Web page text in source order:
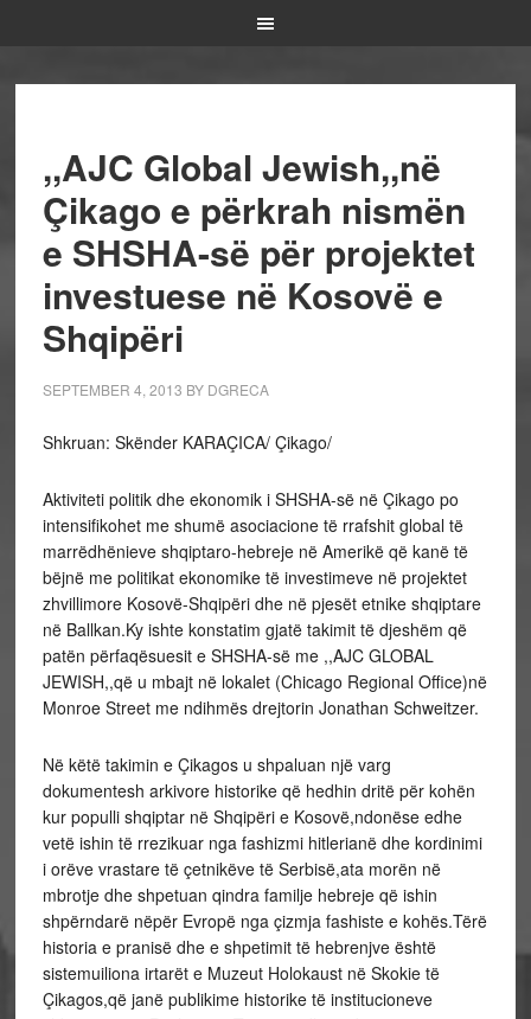
,,AJC Global Jewish,,në
Çikago e përkrah nismën
e SHSHA-së për projektet
investuese në Kosovë e
Shqipëri
SEPTEMBER 4, 2013 BY DGRECA
Shkruan: Skënder KARAÇICA/ Çikago/
Aktiviteti politik dhe ekonomik i SHSHA-së në Çikago po
intensifikohet me shumë asociacione të rrafshit global të
marrëdhënieve shqiptaro-hebreje në Amerikë që kanë të
bëjnë me politikat ekonomike të investimeve në projektet
zhvillimore Kosovë-Shqipëri dhe në pjesët etnike shqiptare
në Ballkan.Ky ishte konstatim gjatë takimit të djeshëm që
patën përfaqësuesit e SHSHA-së me ,,AJC GLOBAL
JEWISH,,që u mbajt në lokalet (Chicago Regional Office)në
Monroe Street me ndihmës drejtorin Jonathan Schweitzer.
Në këtë takimin e Çikagos u shpaluan një varg
dokumentesh arkivore historike që hedhin dritë për kohën
kur populli shqiptar në Shqipëri e Kosovë,ndonëse edhe
vetë ishin të rrezikuar nga fashizmi hitlerianë dhe kordinimi
i orëve vrastare të çetnikëve të Serbisë,ata morën në
mbrotje dhe shpetuan qindra familje hebreje që ishin
shpërndarë nëpër Evropë nga çizmja fashiste e kohës.Tërë
historia e pranisë dhe e shpetimit të hebrenjve është
sistemuiliona irtarët e Muzeut Holokaust në Skokie të
Çikagos,që janë publikime historike të institucioneve